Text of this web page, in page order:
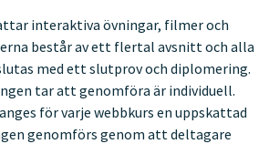
interaktiva övningar, filmer och
består av ett flertal avsnitt och alla
med ett slutprov och diplomering.
tar att genomföra är individuell.
för varje webbkurs en uppskattad
genomförs genom att deltagare